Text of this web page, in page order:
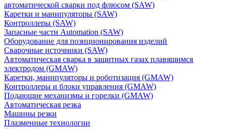
автоматической сварки под флюсом (SAW)
Каретки и манипуляторы (SAW)
Контроллеры (SAW)
Запасные части Automation (SAW)
Оборудование для позиционирования изделий
Сварочные источники (SAW)
Автоматическая сварка в защитных газах плавящимся
электродом (GMAW)
Каретки, манипуляторы и роботизация (GMAW)
Контроллеры и блоки управления (GMAW)
Подающие механизмы и горелки (GMAW)
Автоматическая резка
Машины резки
Плазменные технологии